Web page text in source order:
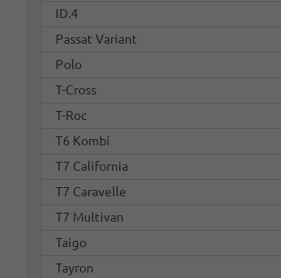
ID.4
Passat Variant
Polo
T-Cross
T-Roc
T6 Kombi
T7 California
T7 Caravelle
T7 Multivan
Taigo
Tayron